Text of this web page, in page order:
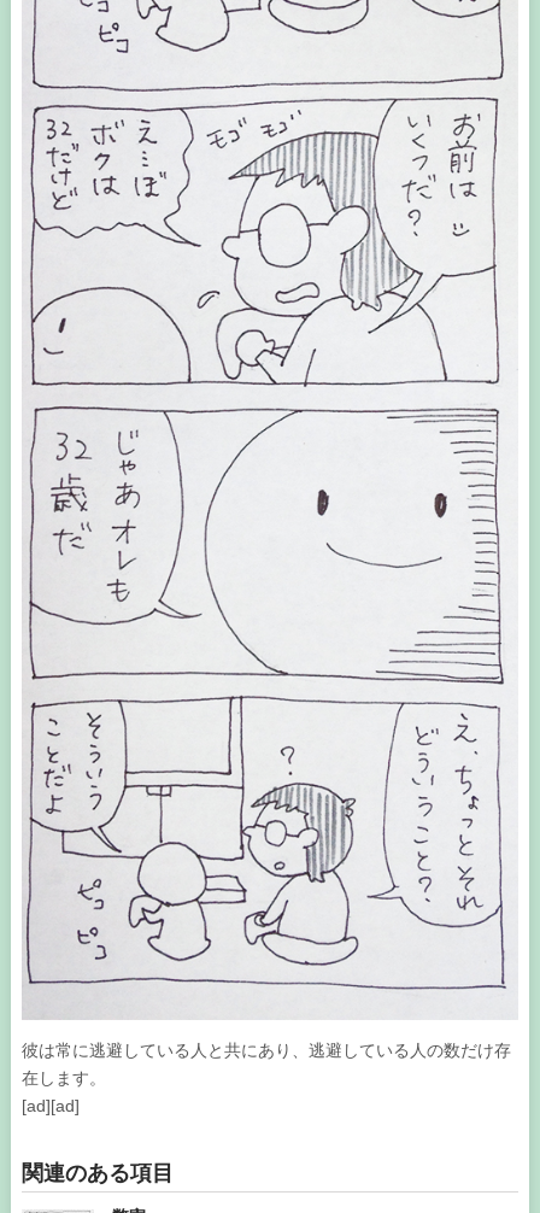
彼は常に逃避している人と共にあり、逃避している人の数だけ存
在します。
[ad][ad]
関連のある項目